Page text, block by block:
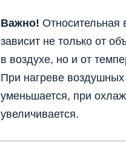
Важно! Относительная
зависит не только от
в воздухе, но и от
При нагреве
уменьшается, при
увеличивается.